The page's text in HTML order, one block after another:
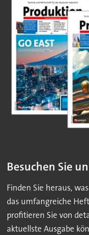
Besuchen Sie
Finden Sie heraus,
das umfangreiche
profitieren Sie von
aktuellste Ausgabe